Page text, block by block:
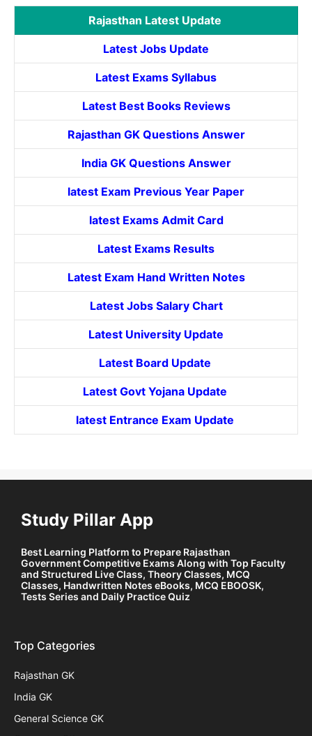
Rajasthan Latest Update
Latest Jobs Update
Latest Exams Syllabus
Latest Best Books Reviews
Rajasthan GK Questions Answer
India GK Questions Answer
latest Exam Previous Year Paper
latest Exams Admit Card
Latest Exams Results
Latest Exam Hand Written Notes
Latest Jobs Salary Chart
Latest University Update
Latest Board Update
Latest Govt YojanaUpdate
latest Entrance Exam Update
Study Pillar App
Best Learning Platform to Prepare Rajasthan
Government Competitive Exams Along with Top Faculty
and Structured Live Class, Theory Classes, MCQ
Classes, Handwritten Notes eBooks, MCQ EBOOSK,
Tests Series and Daily Practice Quiz
Top Categories
Rajasthan GK
India GK
General Science GK